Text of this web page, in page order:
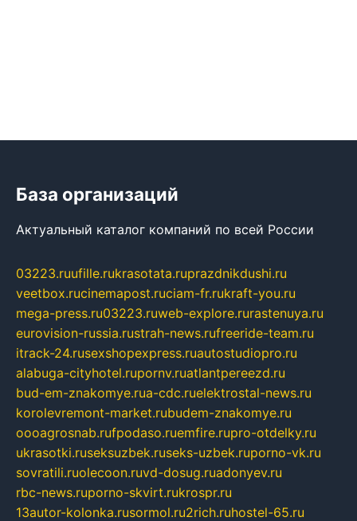
База организаций
Актуальный каталог компаний по всей России
03223.ruufille.rukrasotata.ruprazdnikdushi.ru
veetbox.rucinemapost.ruciam-fr.rukraft-you.ru
mega-press.ru03223.ruweb-explore.rurastenuya.ru
eurovision-russia.rustrah-news.rufreeride-team.ru
itrack-24.rusexshopexpress.ruautostudiopro.ru
alabuga-cityhotel.rupornv.ruatlantpereezd.ru
bud-em-znakomye.rua-cdc.ruelektrostal-news.ru
korolevremont-market.rubudem-znakomye.ru
oooagrosnab.rufpodaso.ruemfire.rupro-otdelky.ru
ukrasotki.ruseksuzbek.ruseks-uzbek.ruporno-vk.ru
sovratili.ruolecoon.ruvd-dosug.ruadonyev.ru
rbc-news.ruporno-skvirt.rukrospr.ru
13autor-kolonka.rusormol.ru2rich.ruhostel-65.ru